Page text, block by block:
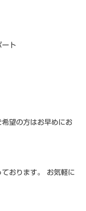
ート
望の方はお早めにお
おります。 お気軽に